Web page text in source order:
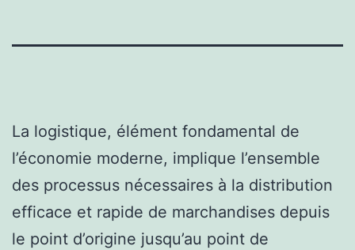
La logistique, élément fondamental de
l’économie moderne, implique l’ensemble
des processus nécessaires à la distribution
efficace et rapide de marchandises depuis
le point d’origine jusqu’au point de